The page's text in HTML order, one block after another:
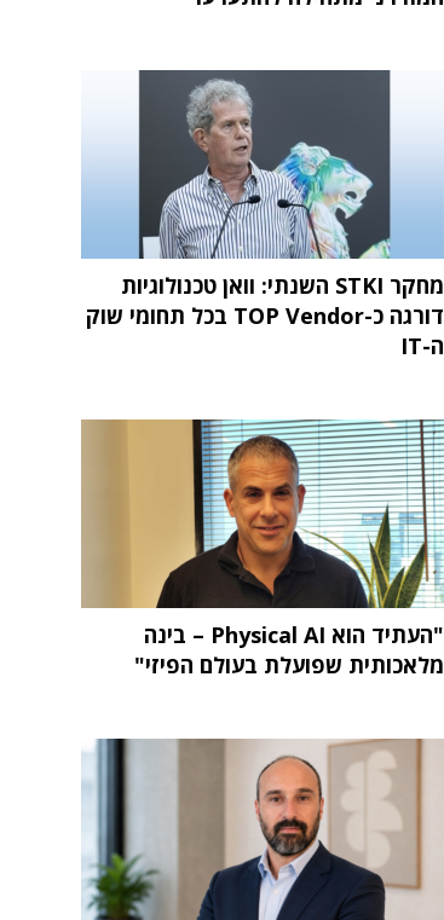
מחקר STKI השנתי: וואן טכנולוגיות
דורגה כ-TOP Vendor בכל תחומי שוק
ה-IT
"העתיד הוא Physical AI – בינה
מלאכותית שפועלת בעולם הפיזי"